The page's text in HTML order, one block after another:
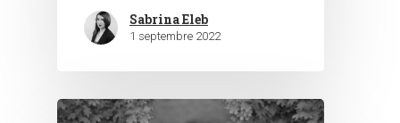
Sabrina Eleb
1 septembre 2022